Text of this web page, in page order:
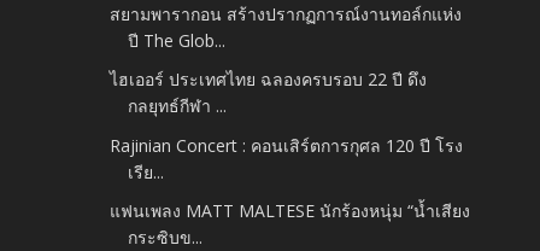
สยามพารากอน สร้างปรากฏการณ์งานทอล์กแห่ง
ปี The Glob...
ไฮเออร์ ประเทศไทย ฉลองครบรอบ 22 ปี ดึง
กลยุทธ์กีฬา ...
Rajinian Concert : คอนเสิร์ตการกุศล 120 ปี โรง
เรีย...
แฟนเพลง MATT MALTESE นักร้องหนุ่ม “น้ำเสียง
กระซิบข...